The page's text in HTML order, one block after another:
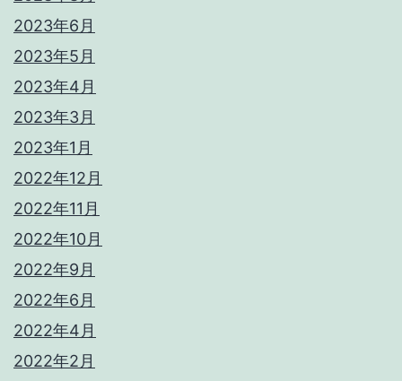
2023年6月
2023年5月
2023年4月
2023年3月
2023年1月
2022年12月
2022年11月
2022年10月
2022年9月
2022年6月
2022年4月
2022年2月